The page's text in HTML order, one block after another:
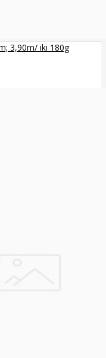
3,90m/ iki 180g